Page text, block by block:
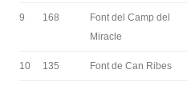
9 168
Font del Camp del
Miracle
10 135 Font de Can Ribes